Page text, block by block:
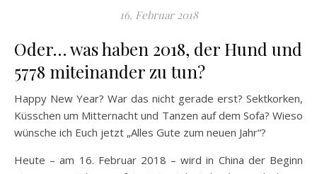
16. Februar 2018
Oder… was haben 2018, der Hund und
5778 miteinander zu tun?
Happy New Year? War das nicht gerade erst? Sektkorken,
Küsschen um Mitternacht und Tanzen auf dem Sofa? Wieso
wünsche ich Euch jetzt „Alles Gute zum neuen Jahr“?
Heute – am 16. Februar 2018 – wird in China der Beginn